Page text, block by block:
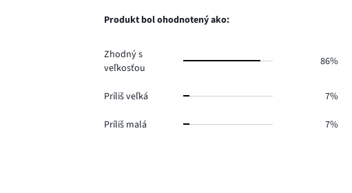
1.
hlasov
Produkt bol ohodnotený ako:
Zhodný s
veľkosťou
86%
Príliš veľká 7%
Príliš malá 7%